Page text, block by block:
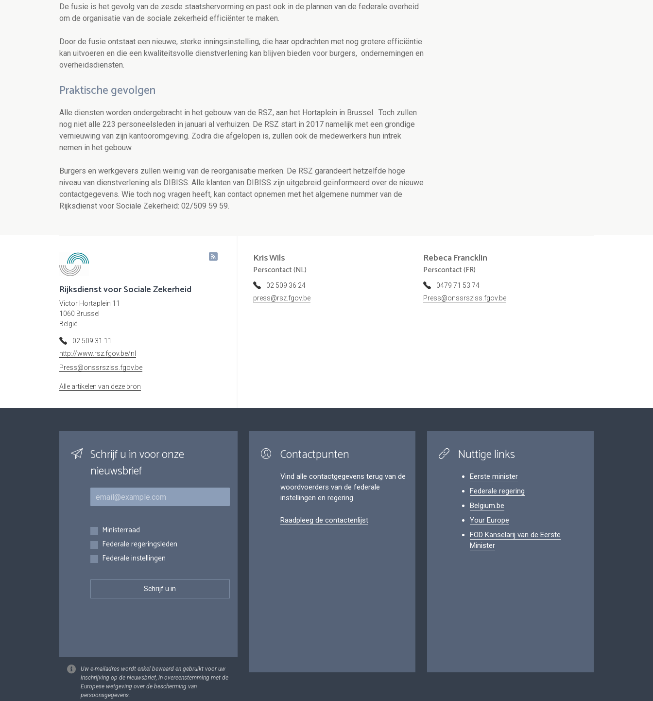
De fusie is het gevolg van de zesde staatshervorming en past ook in de plannen van de federale overheid
om de organisatie van de sociale zekerheid efficiënter te maken.
Door de fusie ontstaat een nieuwe, sterke inningsinstelling, die haar opdrachten met nog grotere efficiëntie
kan uitvoeren en die een kwaliteitsvolle dienstverlening kan blijven bieden voor burgers, ondernemingen en
overheidsdiensten.
Praktische gevolgen
Alle diensten worden ondergebracht in het gebouw van de RSZ, aan het Hortaplein in Brussel. Toch zullen
nog niet alle 223 personeelsleden in januari al verhuizen. De RSZ start in 2017 namelijk met een grondige
vernieuwing van zijn kantooromgeving. Zodra die afgelopen is, zullen ook de medewerkers hun intrek
nemen in het gebouw.
Burgers en werkgevers zullen weinig van de reorganisatie merken. De RSZ garandeert hetzelfde hoge
niveau van dienstverlening als DIBISS. Alle klanten van DIBISS zijn uitgebreid geïnformeerd over de nieuwe
contactgegevens. Wie toch nog vragen heeft, kan contact opnemen met het algemene nummer van de
Rijksdienst voor Sociale Zekerheid: 02/509 59 59.
Rijksdienst voor Sociale Zekerheid
Victor Hortaplein 11
1060 Brussel
België
02 509 31 11
http://www.rsz.fgov.be/nl
Press@onssrszlss.fgov.be
Alle artikelen van deze bron
KrisWils
Perscontact (NL)
02 509 36 24
press@rsz.fgov.be
Rebeca Francklin
Perscontact (FR)
0479 71 53 74
Press@onssrszlss.fgov.be
Schrijf u in voor onze
nieuwsbrief
E-mail
Inschrijvingen
Ministerraad
Federale regeringsleden
Federale instellingen
Uw e-mailadres wordt enkel bewaard en gebruikt voor uw
inschrijving op de nieuwsbrief, in overeenstemming met de
Europese wetgeving over de bescherming van
persoonsgegevens.
Contactpunten
Vind alle contactgegevens terug van de
woordvoerders van de federale
instellingen en regering.
Raadpleeg de contactenlijst
Nuttige links
Eerste minister
Federale regering
Belgium.be
Your Europe
FOD Kanselarij van de Eerste
Minister